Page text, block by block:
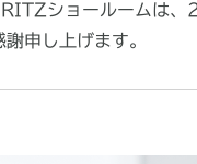
ショールームは
申し上げます。